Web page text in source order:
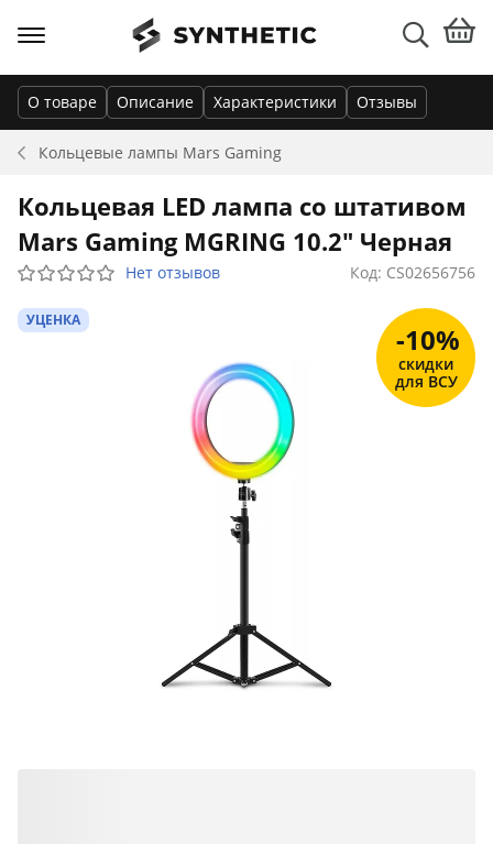
Кольцевые лампы Mars Gaming
О товаре Описание Характеристики Отзывы
Кольцевая LED лампа со штативом
Mars Gaming MGRING 10.2" Черная
Нет отзывов Код: CS02656756
УЦЕНКА
-10%
скидки
для ВСУ